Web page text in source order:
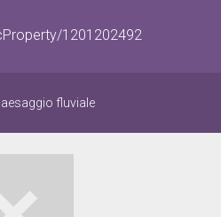
1201202492
fluviale